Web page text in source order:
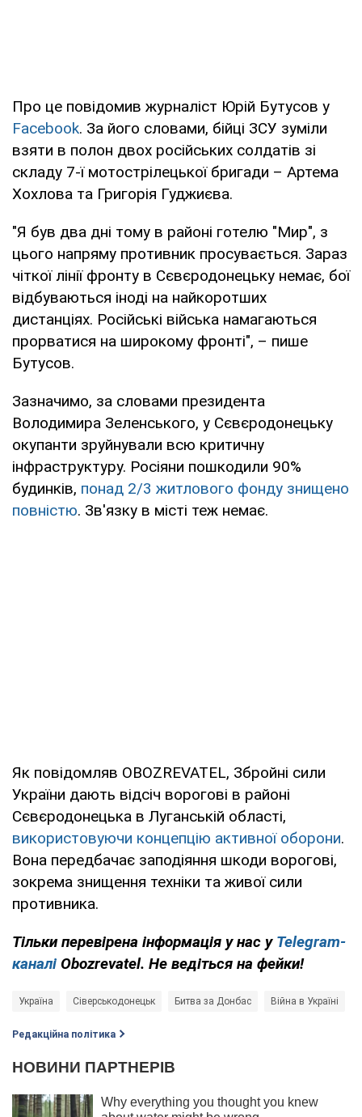
Про це повідомив журналіст Юрій Бутусов у
Facebook. За його словами, бійці ЗСУ зуміли
взяти в полон двох російських солдатів зі
складу 7-ї мотострілецької бригади – Артема
Хохлова та Григорія Гуджиєва.
"Я був два дні тому в районі готелю "Мир", з
цього напряму противник просувається. Зараз
чіткої лінії фронту в Сєвєродонецьку немає, бої
відбуваються іноді на найкоротших
дистанціях. Російські війська намагаються
прорватися на широкому фронті", – пише
Бутусов.
Зазначимо, за словами президента
Володимира Зеленського, у Сєвєродонецьку
окупанти зруйнували всю критичну
інфраструктуру. Росіяни пошкодили 90%
будинків, понад 2/3 житлового фонду знищено
повністю. Зв'язку в місті теж немає.
Як повідомляв OBOZREVATEL, Збройні сили
України дають відсіч ворогові в районі
Сєвєродонецька в Луганській області,
використовуючи концепцію активної оборони.
Вона передбачає заподіяння шкоди ворогові,
зокрема знищення техніки та живої сили
противника.
Тільки перевірена інформація у нас у Telegram-
каналі Obozrevatel. Не ведіться на фейки!
Україна Сіверськодонецьк Битва за Донбас Війна в Україні
Редакційна політика